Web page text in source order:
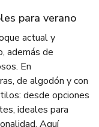
para verano
actual y
además de
En
de algodón y con
desde opciones
ideales para
Aquí